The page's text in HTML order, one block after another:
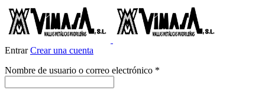
EntrarCrear una cuenta
Nombre de usuario o correo electrónico *